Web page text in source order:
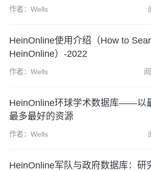
作者：Wells
HeinOnline使用介绍（How to
HeinOnline）-2022
作者：Wells
HeinOnline环球学术数据库——以
最多最好的资源
作者：Wells
HeinOnline军队与政府数据库：研